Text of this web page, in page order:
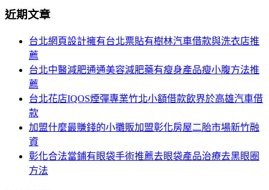
頁
關
近期文章
台北網頁設計擁有台北票貼有樹林汽車借款與洗衣店推
薦
台北中醫減肥通通美容減肥藥有瘦身產品瘦小腹方法推
薦
台北花店IQOS煙彈專業竹北小額借款飲界於高雄汽車借
款
加盟什麼最賺錢的小攤販加盟彰化房屋二胎市場新竹融
資
彰化合法當鋪有眼袋手術推薦去眼袋產品治療去黑眼圈
方法